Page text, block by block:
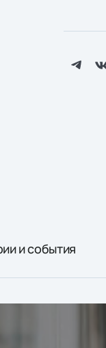
и события